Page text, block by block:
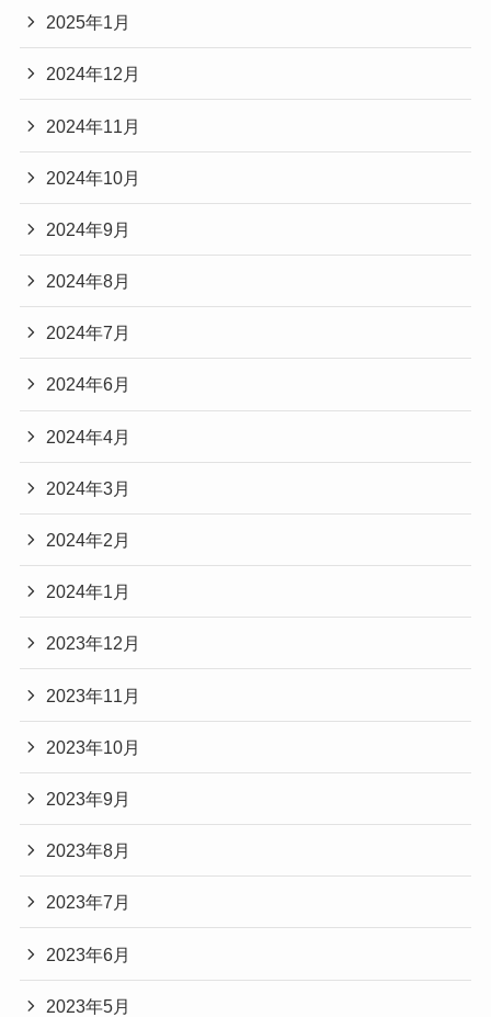
2025年1月
2024年12月
2024年11月
2024年10月
2024年9月
2024年8月
2024年7月
2024年6月
2024年4月
2024年3月
2024年2月
2024年1月
2023年12月
2023年11月
2023年10月
2023年9月
2023年8月
2023年7月
2023年6月
2023年5月